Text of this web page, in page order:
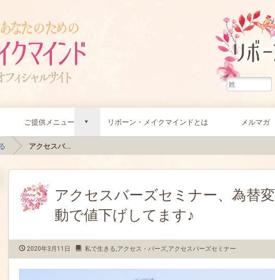
ご提供メニュー d リボーン・メイクマインドとは メルマガ
アクセスバ...
アクセスバーズセミナー、為替変
動で値下げしてます♪
2020年3月11日 私で生きる,アクセス・バーズ,アクセスバーズセミナー